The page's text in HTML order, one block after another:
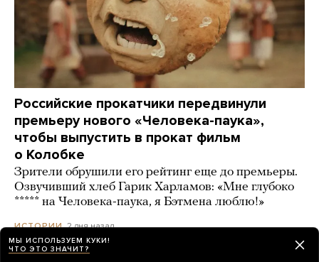
Российские прокатчики передвинули
премьеру нового «Человека-паука»,
чтобы выпустить в прокат фильм
о Колобке
Зрители обрушили его рейтинг еще до премьеры.
Озвучивший хлеб Гарик Харламов: «Мне глубоко
***** на Человека-паука, я Бэтмена люблю!»
ИСТОРИИ 2 дня назад
МЫ ИСПОЛЬЗУЕМ КУКИ!
ЧТО ЭТО ЗНАЧИТ?